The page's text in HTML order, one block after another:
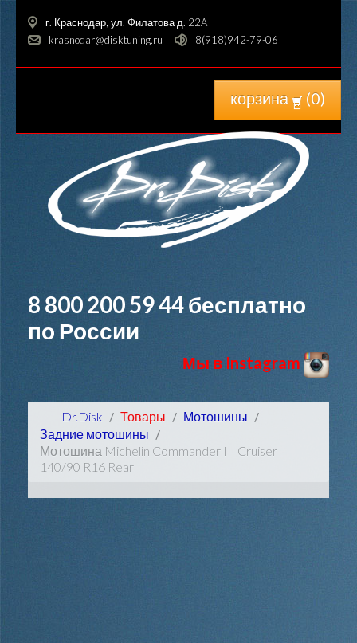
г. Краснодар, ул. Филатова д. 22A
krasnodar@disktuning.ru
8(918)942-79-06
корзина (0)
8 800 200 59 44бесплатно
по России
Мы в Instagram
Dr.Disk Товары
Мотошины
Задние мотошины
Мотошина Michelin Commander III Cruiser
140/90 R16 Rear